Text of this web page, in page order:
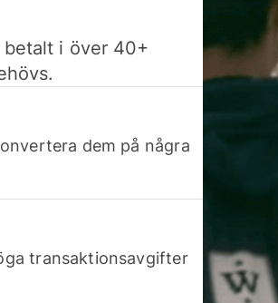
betalt i över 40+
dem på några
transaktionsavgifter